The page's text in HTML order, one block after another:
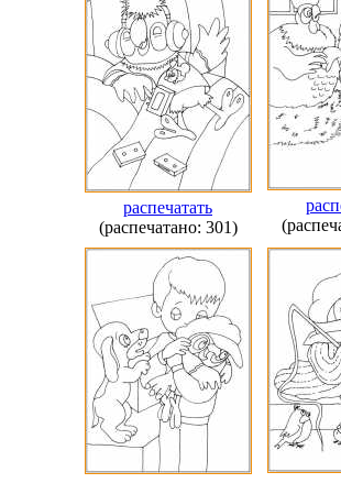
распечатать
(распечатано: 301)